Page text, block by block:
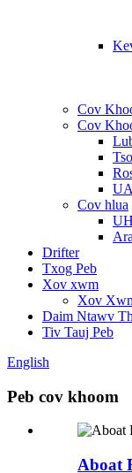
Cov
Cov
Cov hlua
Drifter
Txog Peb
Xov xwm
Xov
Daim Ntawv
Tiv Tauj Peb
English
Peb cov khoom
Aboat